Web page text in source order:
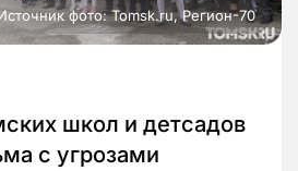
фото: Tomsk.ru, Регион-70
школ и детсадов
с угрозами